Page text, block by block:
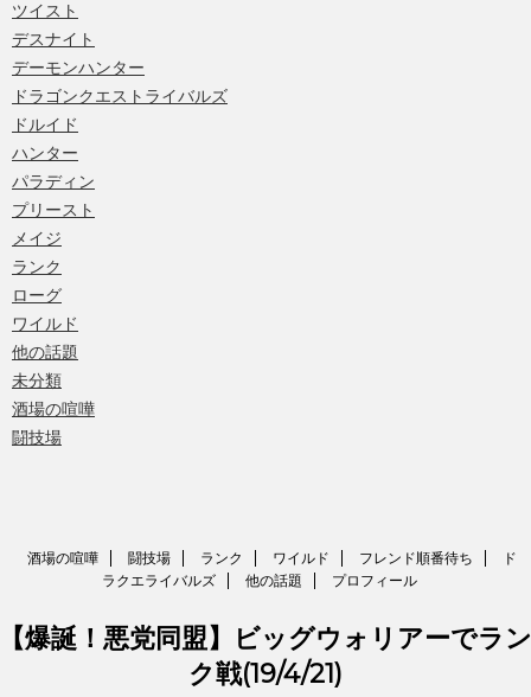
ツイスト
デスナイト
デーモンハンター
ドラゴンクエストライバルズ
ドルイド
ハンター
パラディン
プリースト
メイジ
ランク
ローグ
ワイルド
他の話題
未分類
酒場の喧嘩
闘技場
酒場の喧嘩 闘技場 ランク ワイルド フレンド順番待ち
ド
ラクエライバルズ
他の話題 プロフィール
【爆誕！悪党同盟】ビッグウォリアーでラン
ク戦(19/4/21)